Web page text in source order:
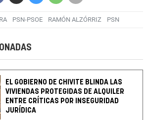
PSN-PSOE RAMÓN ALZÓRRIZ PSN
EL GOBIERNO DE CHIVITE BLINDA LAS
VIVIENDAS PROTEGIDAS DE ALQUILER
ENTRE CRÍTICAS POR INSEGURIDAD
JURÍDICA